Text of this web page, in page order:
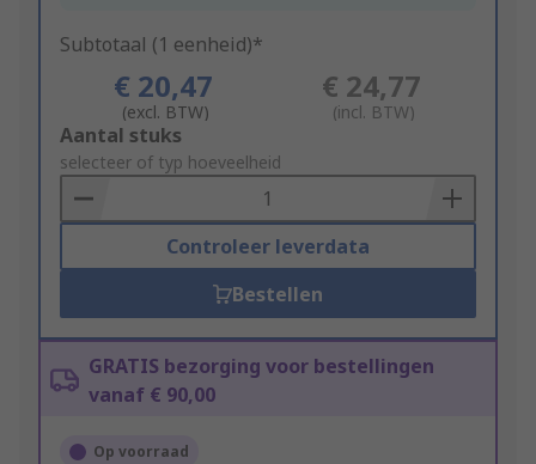
Subtotaal (1 eenheid)*
€ 20,47
(excl. BTW)
€ 24,77
(incl. BTW)
Add
to
Basket
Aantal stuks
selecteer of typ hoeveelheid
Controleer leverdata
Bestellen
GRATIS bezorging voor bestellingen
vanaf € 90,00
Op voorraad